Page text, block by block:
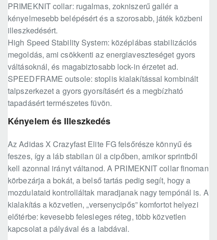
PRIMEKNIT collar: rugalmas, zokniszerű gallér a
kényelmesebb belépésért és a szorosabb, játék közbeni
illeszkedésért.
High Speed Stability System: középlábas stabilizációs
megoldás, ami csökkenti az energiaveszteséget gyors
váltásoknál, és magabiztosabb lock-in érzetet ad.
SPEEDFRAME outsole: stoplis kialakítással kombinált
talpszerkezet a gyors gyorsításért és a megbízható
tapadásért természetes füvön.
Kényelem és Illeszkedés
Az Adidas X Crazyfast Elite FG felsőrésze könnyű és
feszes, így a láb stabilan ül a cipőben, amikor sprintből
kell azonnal irányt váltanod. A PRIMEKNIT collar finoman
körbezárja a bokát, a belső tartás pedig segít, hogy a
mozdulataid kontrolláltak maradjanak nagy tempónál is. A
kialakítás a közvetlen, „versenycipős” komfortot helyezi
előtérbe: kevesebb felesleges réteg, több közvetlen
kapcsolat a pályával és a labdával.